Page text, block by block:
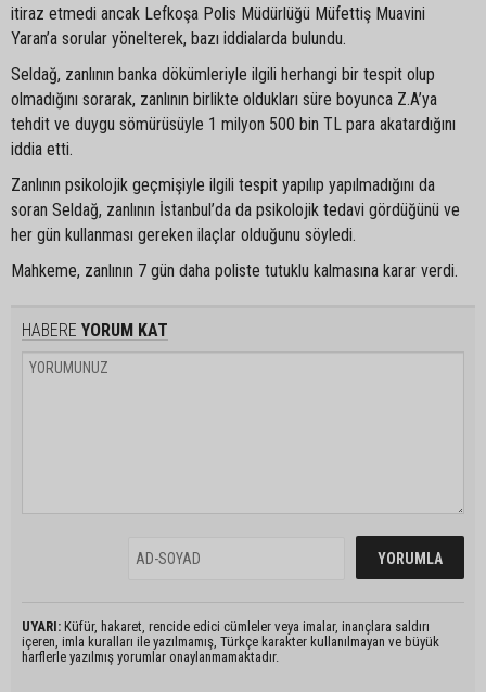
itiraz etmedi ancak Lefkoşa Polis Müdürlüğü Müfettiş Muavini
Yaran’a sorular yönelterek, bazı iddialarda bulundu.
Seldağ, zanlının banka dökümleriyle ilgili herhangi bir tespit olup
olmadığını sorarak, zanlının birlikte oldukları süre boyunca Z.A’ya
tehdit ve duygu sömürüsüyle 1 milyon 500 bin TL para akatardığını
iddia etti.
Zanlının psikolojik geçmişiyle ilgili tespit yapılıp yapılmadığını da
soran Seldağ, zanlının İstanbul’da da psikolojik tedavi gördüğünü ve
her gün kullanması gereken ilaçlar olduğunu söyledi.
Mahkeme, zanlının 7 gün daha poliste tutuklu kalmasına karar verdi.
HABERE YORUM KAT
UYARI: Küfür, hakaret, rencide edici cümleler veya imalar, inançlara saldırı
içeren, imla kuralları ile yazılmamış, Türkçe karakter kullanılmayan ve büyük
harflerle yazılmış yorumlar onaylanmamaktadır.